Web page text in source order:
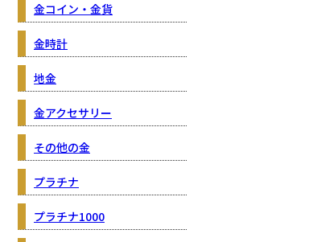
金コイン・金貨
金時計
地金
金アクセサリー
その他の金
プラチナ
プラチナ1000